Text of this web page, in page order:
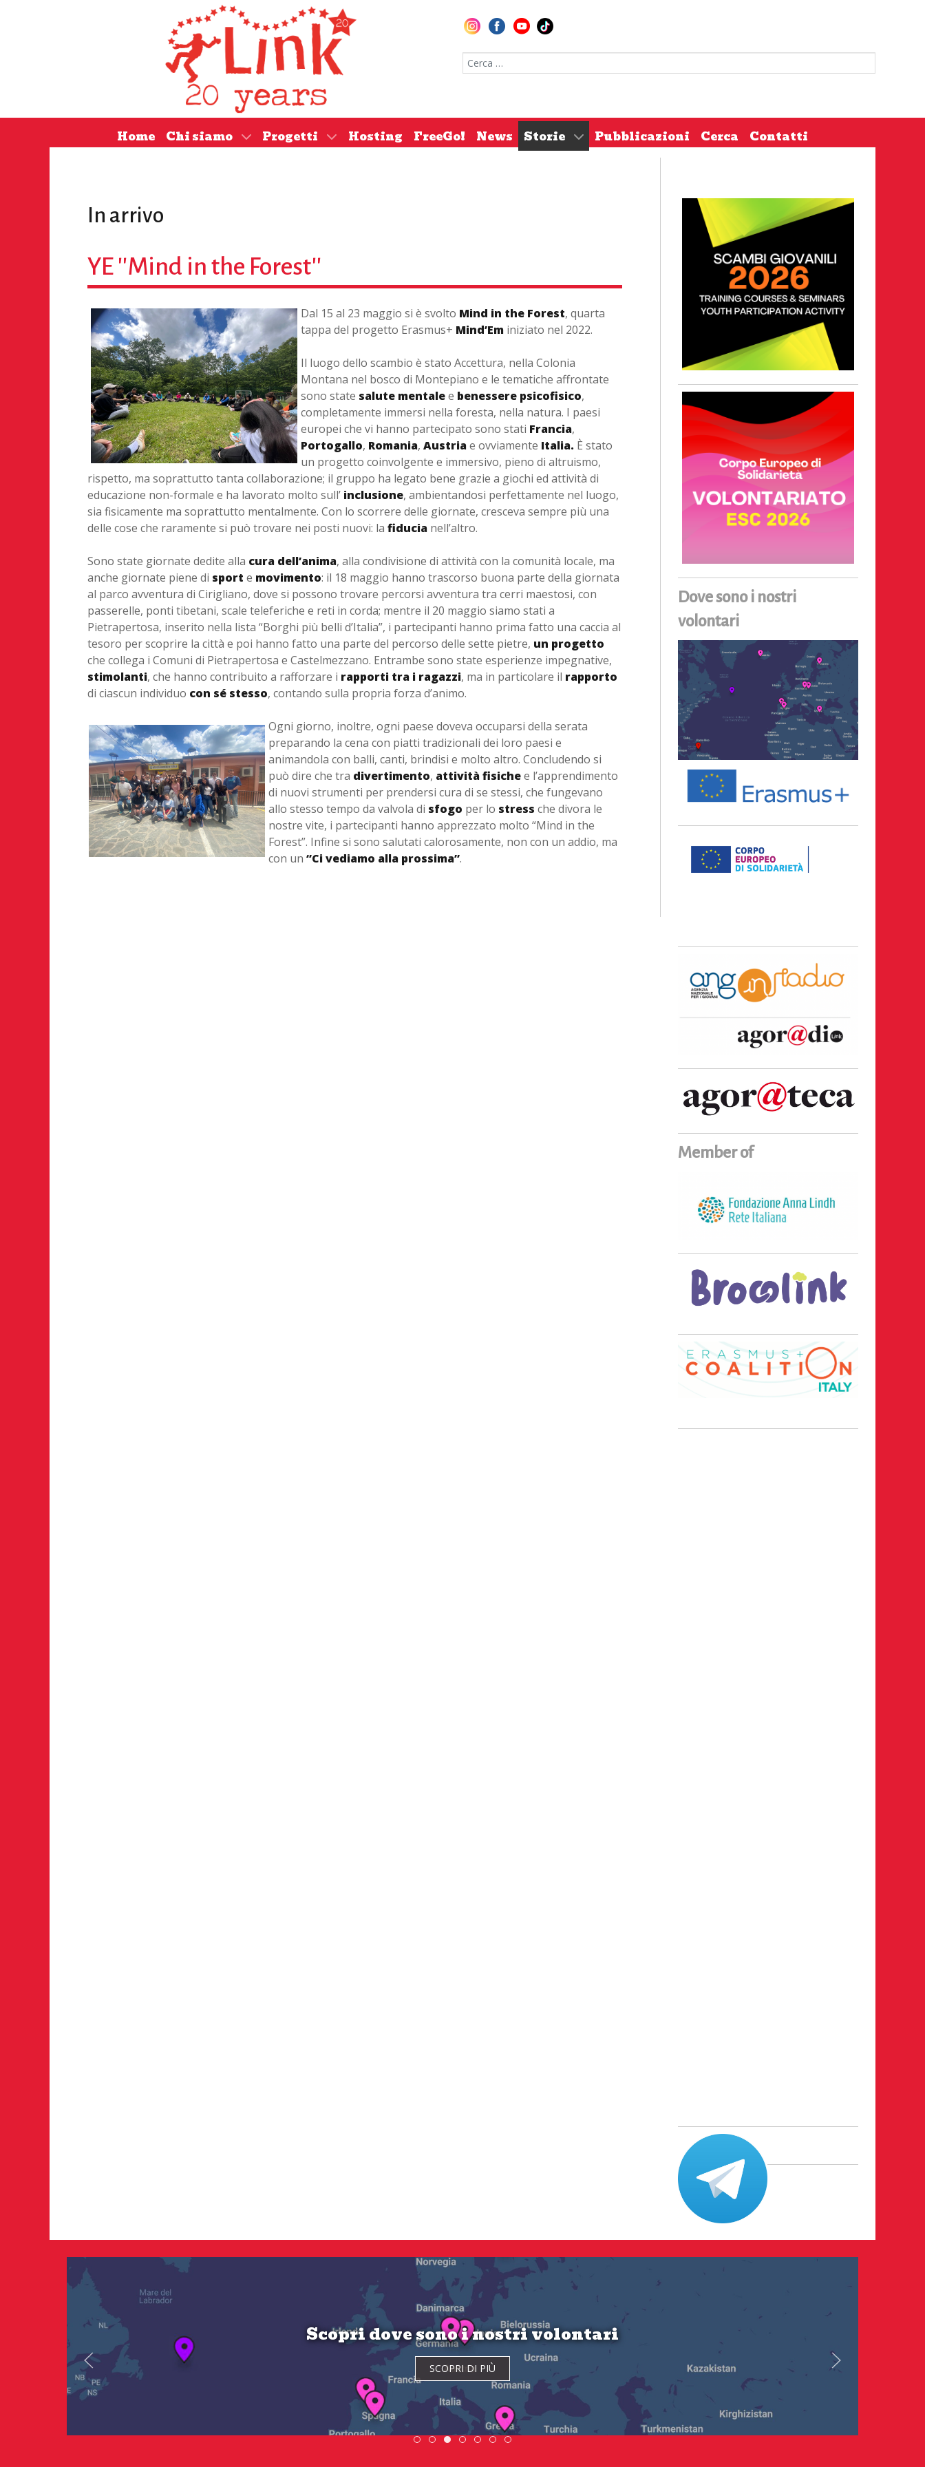
Cerca nel sito
Home Chi siamo Progetti Hosting FreeGo! News Storie Pubblicazioni Cerca Contatti
In arrivo
YE ''Mind in the Forest''
Dal 15 al 23 maggio si è svolto Mind in the Forest, quarta
tappa del progetto Erasmus+ Mind’Eminiziato nel 2022.
Il luogo dello scambio è stato Accettura, nella Colonia
Montana nel bosco di Montepiano e le tematiche affrontate
sono state salute mentalee benessere psicofisico,
completamente immersi nella foresta, nella natura. I paesi
europei che vi hanno partecipato sono stati Francia,
Portogallo, Romania, Austriae ovviamente Italia. È stato
un progetto coinvolgente e immersivo, pieno di altruismo,
rispetto, ma soprattutto tanta collaborazione; il gruppo ha legato bene grazie a giochi ed attività di
educazione non-formale e ha lavorato molto sull’ inclusione, ambientandosi perfettamente nel luogo,
sia fisicamente ma soprattutto mentalmente. Con lo scorrere delle giornate, cresceva sempre più una
delle cose che raramente si può trovare nei posti nuovi: la fiducianell’altro.
Sono state giornate dedite alla cura dell’anima, alla condivisione di attività con la comunità locale, ma
anche giornate piene di sport e movimento: il 18 maggio hanno trascorso buona parte della giornata
al parco avventura di Cirigliano, dove si possono trovare percorsi avventura tra cerri maestosi, con
passerelle, ponti tibetani, scale teleferiche e reti in corda; mentre il 20 maggio siamo stati a
Pietrapertosa, inserito nella lista “Borghi più belli d’Italia”, i partecipanti hanno prima fatto una caccia al
tesoro per scoprire la città e poi hanno fatto una parte del percorso delle sette pietre, un progetto
che collega i Comuni di Pietrapertosa e Castelmezzano. Entrambe sono state esperienze impegnative,
stimolanti, che hanno contribuito a rafforzare i rapporti tra i ragazzi, ma in particolare il rapporto
di ciascun individuo con sé stesso, contando sulla propria forza d’animo.
Ogni giorno, inoltre, ogni paese doveva occuparsi della serata
preparando la cena con piatti tradizionali dei loro paesi e
animandola con balli, canti, brindisi e molto altro. Concludendo si
può dire che tra divertimento, attività fisichee l’apprendimento
di nuovi strumenti per prendersi cura di se stessi, che fungevano
allo stesso tempo da valvola di sfogo per lo stress che divora le
nostre vite, i partecipanti hanno apprezzato molto “Mind in the
Forest”. Infine si sono salutati calorosamente, non con un addio, ma
con un ‘’Ci vediamo alla prossima’’.
Dove sono i nostri
volontari
Member of
Scopri dove sono i nostri volontari
SCOPRI DI PIÙ
SCOPRI DI PIÙ
Scambio Giovanile » 19 - 28 maggio 2026
ESC » Volontariato internazionale
Scopri dove sono i nostri volontari
DiscoverEu Inclusion